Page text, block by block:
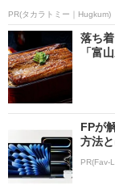
PR(タカラトミー｜Hugkum)
落ち
「富
FPが
方法
PR(Fav-